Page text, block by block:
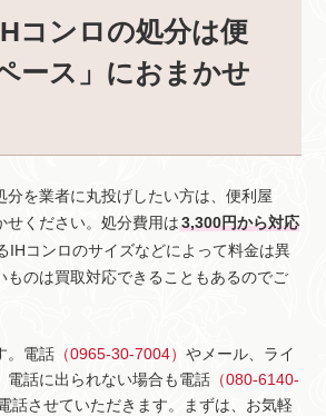
コンロの処分は便
ース」におまかせ
分を業者に丸投げしたい方は、便利屋
せください。処分費用は3,300円から対応
IHコンロのサイズなどによって料金は異
ものは買取対応できることもあるのでご
。電話 （0965-30-7004）やメール、ライ
電話に出られない場合も電話 （080-6140-
話させていただきます。まずは、お気軽